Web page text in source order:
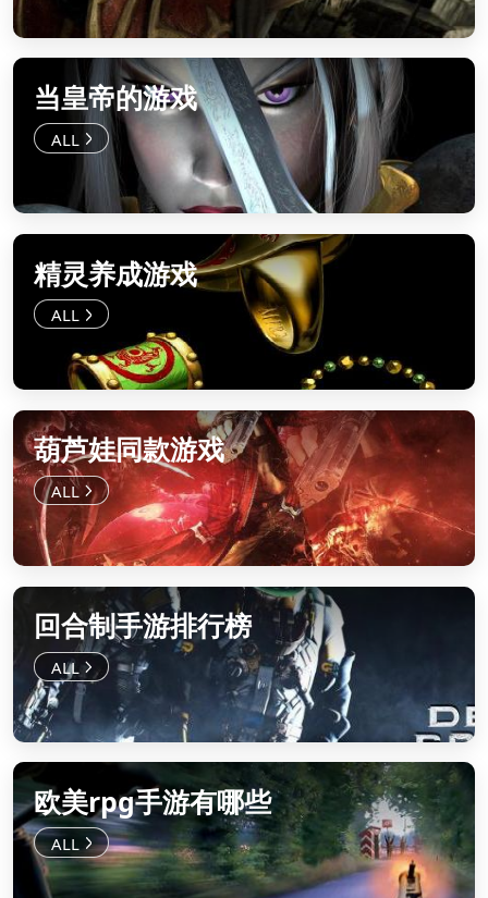
当皇帝的游戏
精灵养成游戏
葫芦娃同款游戏
回合制手游排行榜
欧美rpg手游有哪些